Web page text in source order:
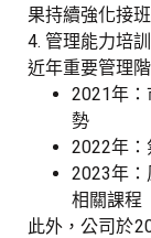
果持續強化接
4. 管理能力培
近年重要管理
2021年：
勢
2022年：
2023年：
相關課程
此外，公司於